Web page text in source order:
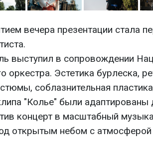
вечера презентации стала
выступил в сопровождении
оркестра. Эстетика бурлеска,
соблазнительная
"Колье" были
концерт в масштабный
открытым небом с атмосферой